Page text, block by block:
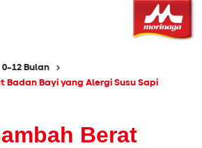
0-12 Bulan
Badan Bayi yang Alergi Susu Sapi
Berat